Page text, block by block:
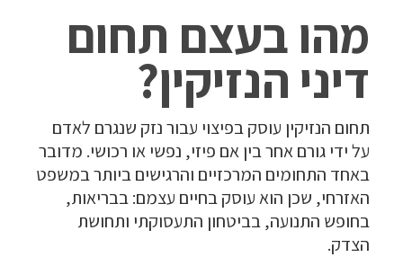
מהו בעצם תחום
דיני הנזיקין?
תחום הנזיקין עוסק בפיצוי עבור נזק שנגרם לאדם
על ידי גורם אחר בין אם פיזי, נפשי או רכושי. מדובר
באחד התחומים המרכזיים והרגישים ביותר במשפט
האזרחי, שכן הוא עוסק בחיים עצמם: בבריאות,
בחופש התנועה, בביטחון התעסוקתי ותחושת
הצדק.